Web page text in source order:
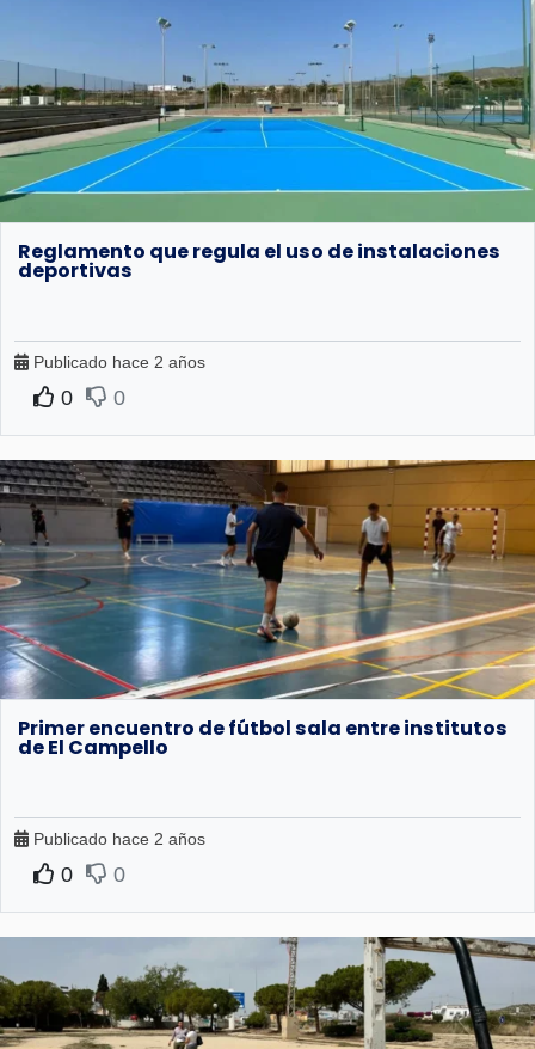
Reglamento que regula el uso de instalaciones
deportivas
Publicado hace 2 años
0 0
Primer encuentro de fútbol sala entre institutos
de El Campello
Publicado hace 2 años
0 0